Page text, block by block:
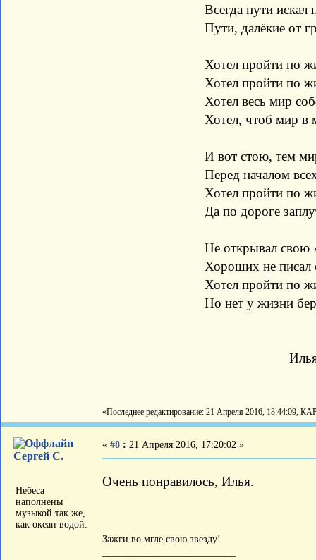
Всегда пути искал
Пути, далёкие от
Хотел пройти по жизни
Хотел пройти по
Хотел весь мир собой
Хотел, чтоб мир в меня
И вот стою, тем миром
Перед началом всех
Хотел пройти по
Да по дороге
Не открывал свою
Хороших не писал
Хотел пройти по жизни
Но нет у жизни
Илья
«Последнее редактирование: 21 Апреля 2016, 18:44:09,
Сергей С.
Небеса
наполнены
музыкой так же,
как океан водой.
« #8 : 21 Апреля 2016, 17:20:02 »
Очень понравилось, Илья.
Зажги во мгле свою звезду!